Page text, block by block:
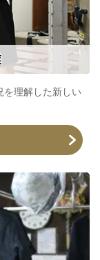
を理解した新しい